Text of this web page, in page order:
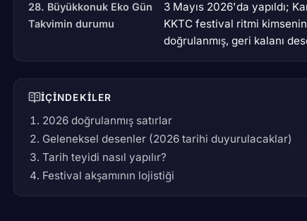
28. Büyükkonuk Eko Gün 3 Mayıs 2026'da yapıldı;
Takvimin durumu
KKTC festival ritmi
doğrulanmış, geri kalanı
İÇINDEKILER
2026 doğrulanmış satırlar
Geleneksel desenler (2026 tarihi duyurulacaklar)
Tarih teyidi nasıl yapılır?
Festival akşamının lojistiği